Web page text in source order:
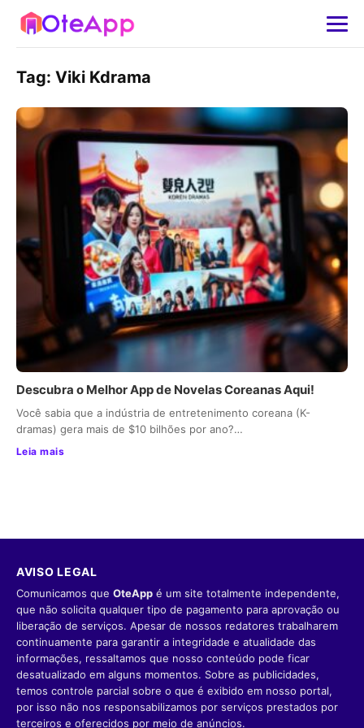
Tag: Viki Kdrama
Descubra o Melhor App de Novelas Coreanas Aqui!
Você sabia que a indústria de entretenimento coreana (K-
dramas) gera mais de $10 bilhões por ano?…
Leia mais
AVISO LEGAL
Comunicamos que OteApp é um site totalmente independente,
que não solicita qualquer tipo de pagamento para aprovação ou
liberação de serviços. Apesar de nossos redatores trabalharem
continuamente para garantir a integridade e atualidade das
informações, ressaltamos que nosso conteúdo pode ficar
desatualizado em alguns momentos. Sobre as publicidades,
temos controle parcial sobre o que é exibido em nosso portal,
por isso não nos responsabilizamos por serviços prestados por
terceiros e oferecidos por meio de anúncios.